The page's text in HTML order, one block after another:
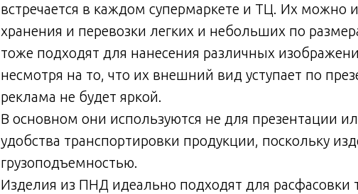
встречается в каждом супермаркете и ТЦ. Их можно
хранения и перевозки легких и небольших по
тоже подходят для нанесения различных
несмотря на то, что их внешний вид уступает по
реклама не будет яркой.
В основном они используются не для презентации
удобства транспортировки продукции, поскольку
грузоподъемностью.
Изделия из ПНД идеально подходят для расфасовки